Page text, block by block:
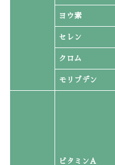
ヨウ素
セレン
クロム
モリブデン
ビタミンA